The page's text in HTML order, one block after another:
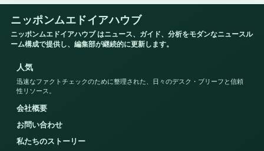
ニッポンムエドイアハウブ
ニッポンムエドイアハウブ はニュース、ガイド、分析をモダンなニュースル
ーム構成で提供し、編集部が継続的に更新します。
人気
迅速なファクトチェックのために整理された、日々のデスク・ブリーフと信頼
性リソース。
会社概要
お問い合わせ
私たちのストーリー